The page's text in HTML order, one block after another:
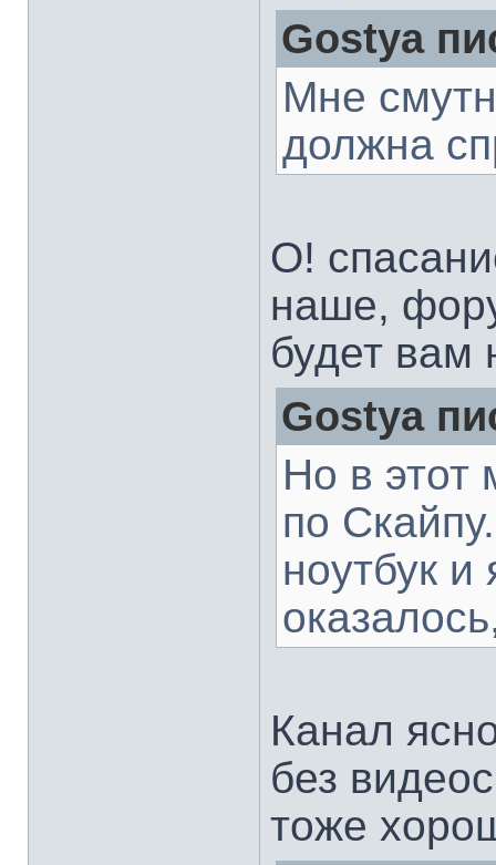
Gostya
Мне
должна
О!
наше,
будет вам
Gostya
Но в этот
по
ноутбук и
Канал
без
тоже